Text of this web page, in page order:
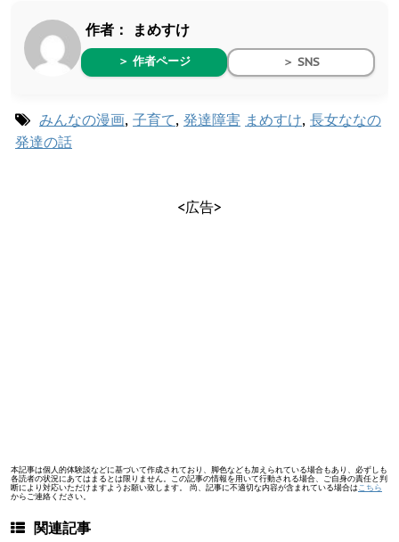
作者： まめすけ
＞ 作者ページ ＞ SNS
みんなの漫画, 子育て, 発達障害 まめすけ, 長女ななの
発達の話
<広告>
本記事は個人的体験談などに基づいて作成されており、脚色なども加えられている場合もあり、必ずしも
各読者の状況にあてはまるとは限りません。この記事の情報を用いて行動される場合、ご自身の責任と判
断により対応いただけますようお願い致します。 尚、記事に不適切な内容が含まれている場合は こちら
からご連絡ください。
関連記事